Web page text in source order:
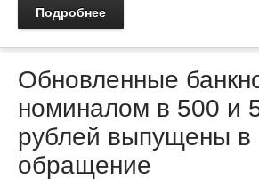
Подробнее
Обновленные
номиналом в 500 и
рублей выпущены в
обращение